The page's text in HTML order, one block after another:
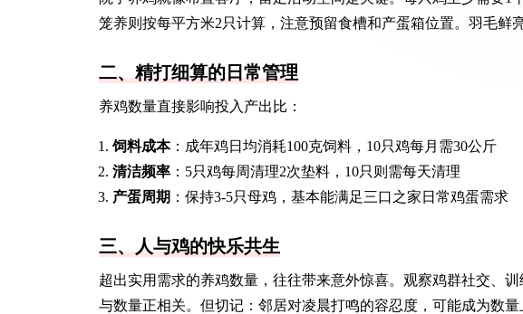
笼养则按每平方米2只计算，注意预留食槽和产蛋箱位置。羽毛鲜
二、精打细算的日常管理
养鸡数量直接影响投入产出比：
饲料成本：成年鸡日均消耗100克饲料，10只鸡每月需30公斤
清洁频率 ：5只鸡每周清理2次垫料，10只则需每天清理
产蛋周期 ：保持3-5只母鸡，基本能满足三口之家日常鸡蛋需求
三、人与鸡的快乐共生
超出实用需求的养鸡数量，往往带来意外惊喜。观察鸡群社交、
与数量正相关。但切记：邻居对凌晨打鸣的容忍度，可能成为数量